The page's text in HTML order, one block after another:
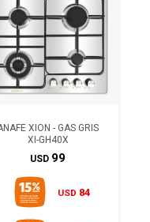
XION - GAS GRIS
XI-GH40X
USD 99
USD 84